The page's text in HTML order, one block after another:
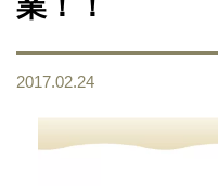
2017.02.24